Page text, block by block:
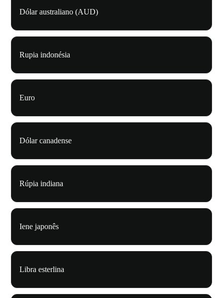
Dólar australiano (AUD)
Rupia indonésia
Euro
Dólar canadense
Rúpia indiana
Iene japonês
Libra esterlina